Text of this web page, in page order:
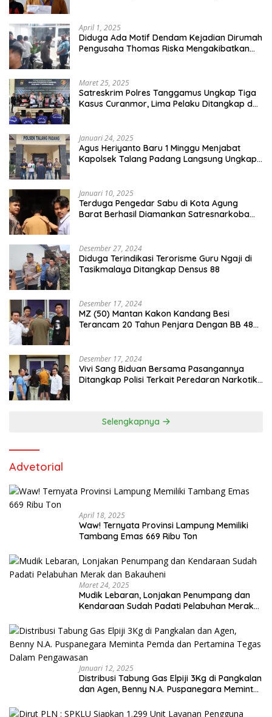
April 1, 2025
Diduga Ada Motif Dendam Kejadian Dirumah
Pengusaha Thomas Riska Mengakibatkan
Maret 25, 2025
Satreskrim Polres Tanggamus Ungkap Tiga
Kasus Curanmor, Lima Pelaku Ditangkap dan
Januari 24, 2025
Agus Heriyanto Baru 1 Minggu Menjabat
Kapolsek Talang Padang Langsung Ungkap
Januari 10, 2025
Terduga Pengedar Sabu di Kota Agung
Barat Berhasil Diamankan Satresnarkoba
Desember 27, 2024
Diduga Terindikasi Terorisme Guru Ngaji di
Tasikmalaya Ditangkap Densus 88
Desember 17, 2024
MZ (50) Mantan Kakon Kandang Besi
Terancam 20 Tahun Penjara Dengan BB 48
Desember 17, 2024
Vivi Sang Biduan Bersama Pasangannya
Ditangkap Polisi Terkait Peredaran Narkotika
Selengkapnya
Advetorial
April 18, 2025
Waw! Ternyata Provinsi Lampung Memiliki
Tambang Emas 669 Ribu Ton
Maret 24, 2025
Mudik Lebaran, Lonjakan Penumpang dan
Kendaraan Sudah Padati Pelabuhan Merak
Januari 12, 2025
Distribusi Tabung Gas Elpiji 3Kg di Pangkalan
dan Agen, Benny N.A. Puspanegara Meminta
Pengawasan